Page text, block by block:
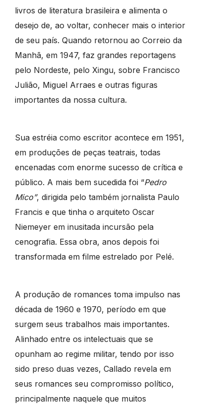
livros de literatura brasileira e alimenta o
desejo de, ao voltar, conhecer mais o interior
de seu país. Quando retornou ao Correio da
Manhã, em 1947, faz grandes reportagens
pelo Nordeste, pelo Xingu, sobre Francisco
Julião, Miguel Arraes e outras figuras
importantes da nossa cultura.
Sua estréia como escritor acontece em 1951,
em produções de peças teatrais, todas
encenadas com enorme sucesso de crítica e
público. A mais bem sucedida foi “Pedro
Mico”, dirigida pelo também jornalista Paulo
Francis e que tinha o arquiteto Oscar
Niemeyer em inusitada incursão pela
cenografia. Essa obra, anos depois foi
transformada em filme estrelado por Pelé.
A produção de romances toma impulso nas
década de 1960 e 1970, período em que
surgem seus trabalhos mais importantes.
Alinhado entre os intelectuais que se
opunham ao regime militar, tendo por isso
sido preso duas vezes, Callado revela em
seus romances seu compromisso político,
principalmente naquele que muitos